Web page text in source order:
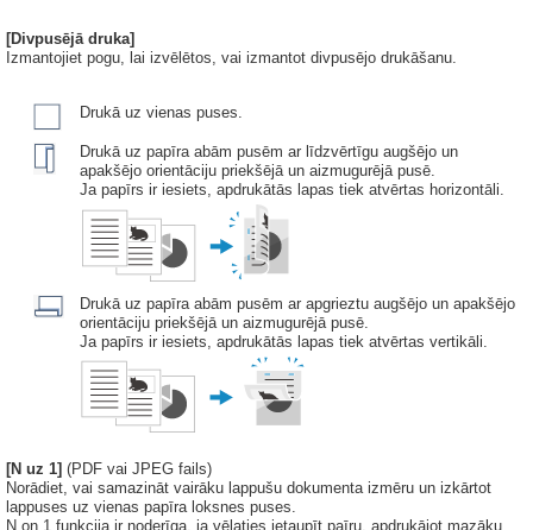
[Divpusējā druka]
Izmantojiet pogu, lai izvēlētos, vai izmantot divpusējo drukāšanu.
Drukā uz vienas puses.
Drukā uz papīra abām pusēm ar līdzvērtīgu augšējo un
apakšējo orientāciju priekšējā un aizmugurējā pusē.
Ja papīrs ir iesiets, apdrukātās lapas tiek atvērtas horizontāli.
Drukā uz papīra abām pusēm ar apgrieztu augšējo un apakšējo
orientāciju priekšējā un aizmugurējā pusē.
Ja papīrs ir iesiets, apdrukātās lapas tiek atvērtas vertikāli.
[N uz 1] (PDF vai JPEG fails)
Norādiet, vai samazināt vairāku lappušu dokumenta izmēru un izkārtot
lappuses uz vienas papīra loksnes puses.
N on 1 funkcija ir noderīga, ja vēlaties ietaupīt paīru, apdrukājot mazāku